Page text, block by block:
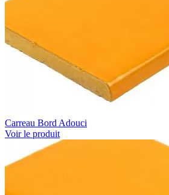
Carreau Bord Adouci
Voir le produit